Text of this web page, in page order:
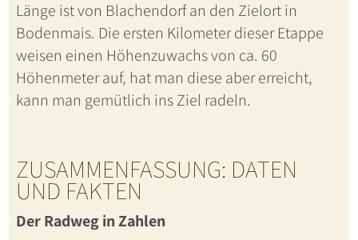
Länge ist von Blachendorf an den Zielort in
Bodenmais. Die ersten Kilometer dieser Etappe
weisen einen Höhenzuwachs von ca. 60
Höhenmeter auf, hat man diese aber erreicht,
kann man gemütlich ins Ziel radeln.
ZUSAMMENFASSUNG: DATEN
UND FAKTEN
Der Radweg in Zahlen